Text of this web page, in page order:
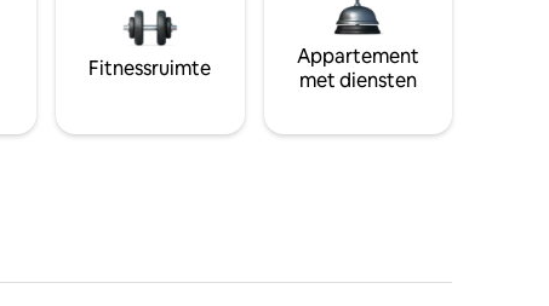
Fitnessruimte
Appartement
met diensten